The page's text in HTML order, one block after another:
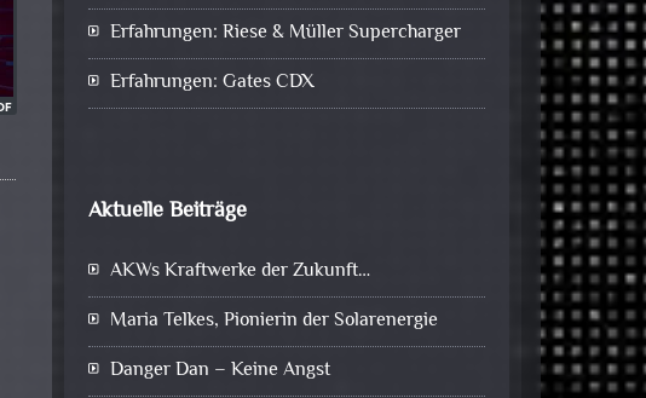
Erfahrungen: Riese & Müller Supercharger
Erfahrungen: Gates CDX
Aktuelle Beiträge
AKWs Kraftwerke der Zukunft…
Maria Telkes, Pionierin der Solarenergie
Danger Dan – Keine Angst